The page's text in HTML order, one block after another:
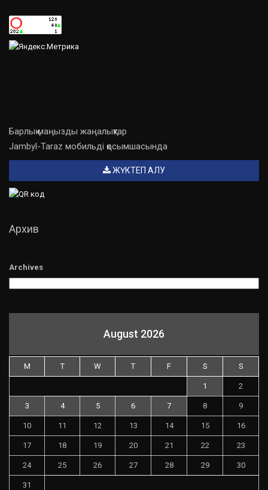
Барлық маңызды жаңалықтар
Jambyl-Taraz мобильді қосымшасында
ЖҮКТЕП АЛУ
Архив
Archives
August 2026
M T W T F S S
1 2
3 4 5 6 7 8 9
10 11 12 13 14 15 16
17 18 19 20 21 22 23
24 25 26 27 28 29 30
31